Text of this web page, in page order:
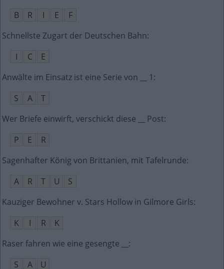
B
R I E
F
Schnellste Zugart der Deutschen Bahn:
I
C
E
Anwälte im Einsatz ist eine Serie von __ 1:
S
A
T
Wer Briefe einwirft, verschickt diese __ Post:
P
E
R
Sagenhafter König von Brittanien, mit Tafelrunde:
A
R T U
S
Kauziger Bewohner v. Stars Hollow in Gilmore Girls:
K
I R
K
Raser fahren wie eine gesengte __ :
S
A
U